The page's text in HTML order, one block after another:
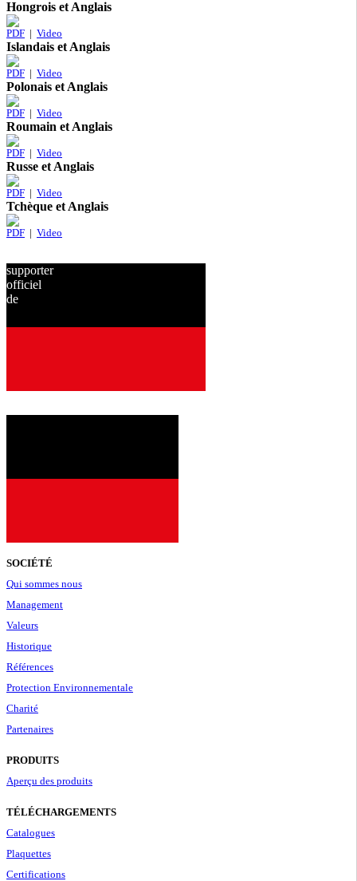
Hongrois et Anglais
PDF | Video
Islandais et Anglais
PDF | Video
Polonais et Anglais
PDF | Video
Roumain et Anglais
PDF | Video
Russe et Anglais
PDF | Video
Tchèque et Anglais
PDF | Video
supporter
officiel
de
SOCIÉTÉ
Qui sommes nous
Management
Valeurs
Historique
Références
Protection Environnementale
Charité
Partenaires
PRODUITS
Aperçu des produits
TÉLÉCHARGEMENTS
Catalogues
Plaquettes
Certifications